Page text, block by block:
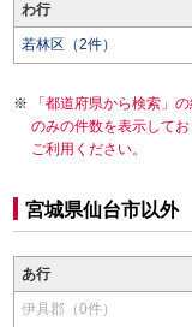
わ行
若林区（2件）
「都道府県から検索」
のみの件数を表示して
ご利用ください。
宮城県仙台市以外
あ行
伊具郡（0件）